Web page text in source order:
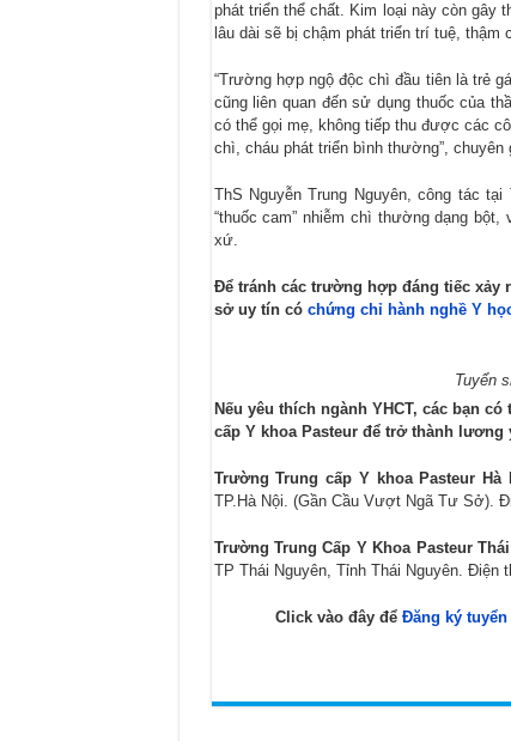
phát triển thể chất. Kim loại này còn gây
lâu dài sẽ bị chậm phát triển trí tuệ, thậm
“Trường hợp ngộ độc chì đầu tiên là trẻ
cũng liên quan đến sử dụng thuốc của
có thể gọi mẹ, không tiếp thu được các
chì, cháu phát triển bình thường”, chuyên
ThS Nguyễn Trung Nguyên, công tác
“thuốc cam” nhiễm chì thường dạng
xứ.
Để tránh các trường hợp đáng tiếc xảy
sở uy tín có chứng chỉ hành nghề Y
Tuyển
Nếu yêu thích ngành YHCT, các bạn
cấp Y khoa Pasteur để trở thành
Trường Trung cấp Y khoa Pasteur Hà
TP.Hà Nội. (Gần Cầu Vượt Ngã Tư Sở).
Trường Trung Cấp Y Khoa Pasteur
TP Thái Nguyên, Tỉnh Thái Nguyên. Điện
Click vào đây để Đăng ký